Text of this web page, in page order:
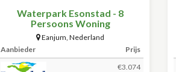
Waterpark Esonstad - 8
Persoons Woning
Eanjum,Nederland
Aanbieder
Prijs
€3.074